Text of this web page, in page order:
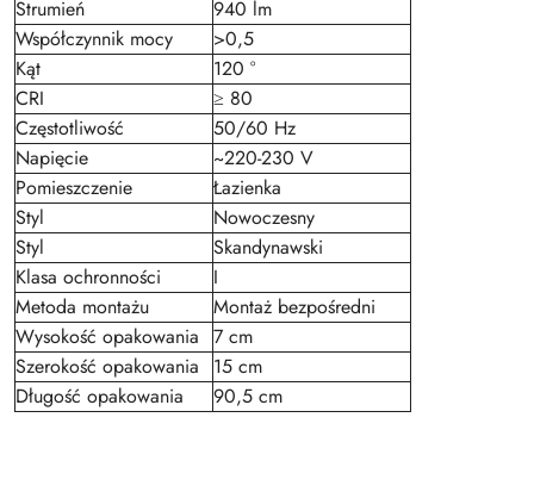
Strumień
940 lm
Współczynnik mocy
>0,5
Kąt
120 °
CRI
≥ 80
Częstotliwość
50/60 Hz
Napięcie
~220-230 V
Pomieszczenie
Łazienka
Styl
Nowoczesny
Styl
Skandynawski
Klasa ochronności
I
Metoda montażu
Montaż bezpośredni
Wysokość opakowania 7 cm
Szerokość opakowania
15 cm
Długość opakowania
90,5 cm